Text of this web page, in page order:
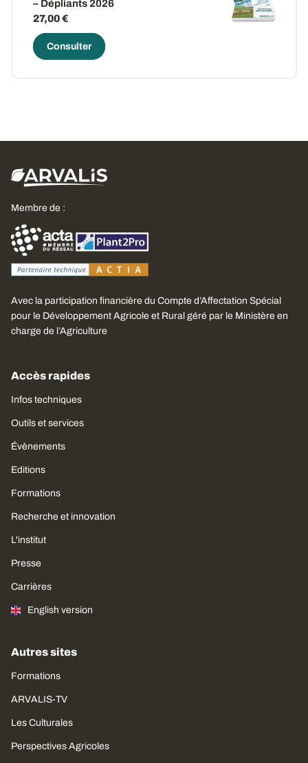
– Dépliants 2026
27,00 €
Consulter
Membre de :
Avec la participation financière du Compte d’Affectation Spécial
pour le Développement Agricole et Rural géré par le Ministère en
charge de l’Agriculture
Accès rapides
Infos techniques
Outils et services
Évènements
Editions
Formations
Recherche et innovation
L'institut
Presse
Carrières
English version
Autres sites
Formations
ARVALIS-TV
Les Culturales
Perspectives Agricoles